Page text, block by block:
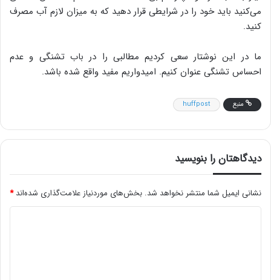
می‌کنید باید خود را در شرایطی قرار دهید که به میزان لازم آب مصرف
کنید.
ما در این نوشتار سعی کردیم مطالبی را در باب تشنگی و عدم
احساس تشنگی عنوان کنیم. امیدواریم مفید واقع شده باشد.
منبع huffpost
دیدگاهتان را بنویسید
نشانی ایمیل شما منتشر نخواهد شد. بخش‌های موردنیاز علامت‌گذاری شده‌اند*